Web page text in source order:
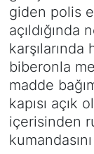
giden polis
açıldığında
biberonla
madde
kapısı açık
içerisinden
KÜLTÜR
SAĞLIK
Siyaset
YEREL
Tüm
Son
Haber